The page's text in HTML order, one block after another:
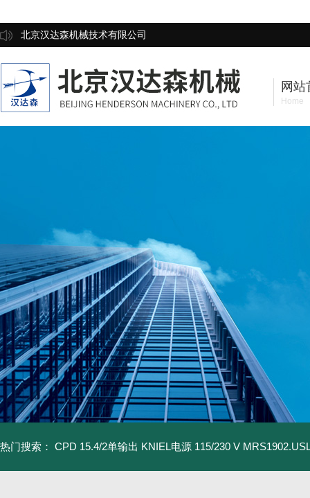
北京汉达森机械技术有限公司
网站
Home
热门搜索： CPD 15.4/2单输出 KNIEL电源 115/230 V